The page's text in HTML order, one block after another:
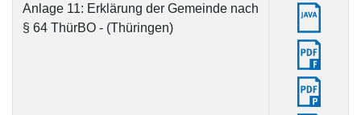
Anlage 11: Erklärung der Gemeinde nach
§ 64 ThürBO - (Thüringen)